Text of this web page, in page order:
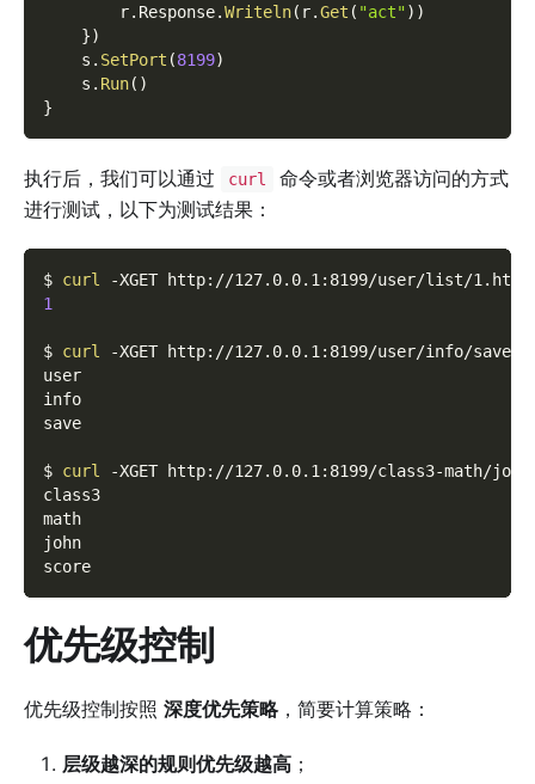
        r
. Response.Writeln( r.Get ( "act") )
})
    s
. SetPort (8199)
    s
. Run( )
}
执行后，我们可以通过 curl
命令或者浏览器访问的方式
进行测试，以下为测试结果：
$ curl -XGET http://127.0.0.1:8199/user/list/1.html
1
$ curl -XGET http://127.0.0.1:8199/user/info/
user
info
save
$ curl -XGET http://127.0.0.1:8199/class3-math/
class3
math
john
score
优先级控制
优先级控制按照 深度优先策略，简要计算策略：
层级越深的规则优先级越高 ；